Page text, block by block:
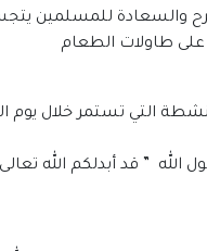
والسعادة للمسلمين
على طاولات الطعام
التي تستمر خلال
الله ” قد أبدلكم الله